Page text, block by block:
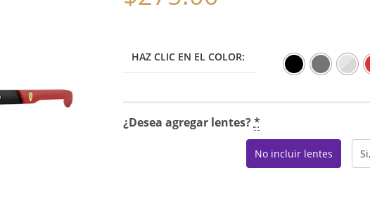
HAZ CLIC EN EL COLOR:
¿Desea agregar lentes?*
No incluir lentes